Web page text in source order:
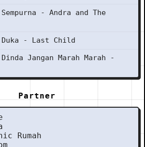
- Andra and The
Duka - Last Child
Jangan Marah Marah -
Partner
Rumah